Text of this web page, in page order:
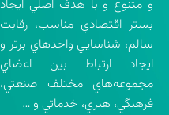
و متنوع و با هدف اصلي ايجاد
بستر اقتصادي مناسب، رقابت
سالم، شناسايي واحدهاي برتر و
ايجاد ارتباط بين اعضاي
مجموعه‌هاي مختلف صنعتي،
فرهنگي، هنري، خدماتي و …